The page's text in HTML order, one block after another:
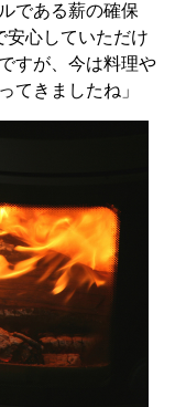
である薪の確保
安心していただけ
すが、今は料理や
てきましたね」